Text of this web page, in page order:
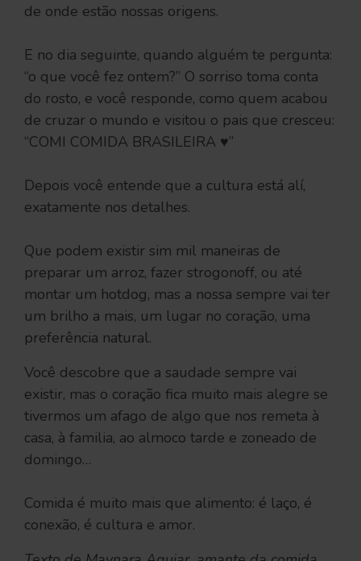
de onde estão nossas origens.
E no dia seguinte, quando alguém te pergunta:
“o que você fez ontem?” O sorriso toma conta
do rosto, e você responde, como quem acabou
de cruzar o mundo e visitou o pais que cresceu:
“COMI COMIDA BRASILEIRA ♥”
Depois você entende que a cultura está alí,
exatamente nos detalhes.
Que podem existir sim mil maneiras de
preparar um arroz, fazer strogonoff, ou até
montar um hotdog, mas a nossa sempre vai ter
um brilho a mais, um lugar no coração, uma
preferência natural.
Você descobre que a saudade sempre vai
existir, mas o coração fica muito mais alegre se
tivermos um afago de algo que nos remeta à
casa, à familia, ao almoco tarde e zoneado de
domingo…
Comida é muito mais que alimento: é laço, é
conexão, é cultura e amor.